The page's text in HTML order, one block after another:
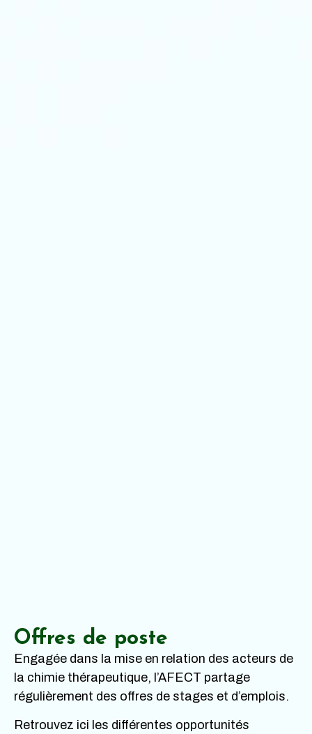
Offres de poste
Engagée dans la mise en relation des acteurs de
la chimie thérapeutique, l’AFECT partage
régulièrement des offres de stages et d’emplois.
Retrouvez ici les différentes opportunités